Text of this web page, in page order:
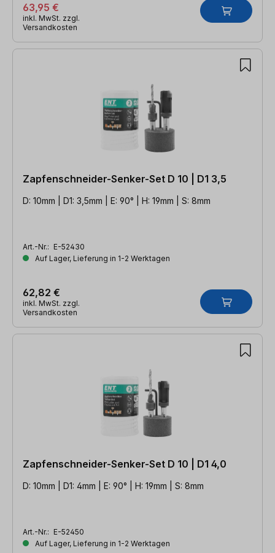
63,95 €
inkl. MwSt. zzgl.
Versandkosten
Zapfenschneider-Senker-Set D 10 | D1 3,5
D: 10mm | D1: 3,5mm | E: 90° | H: 19mm | S: 8mm
Art.-Nr.: E-52430
Auf Lager, Lieferung in 1-2 Werktagen
62,82 €
inkl. MwSt. zzgl.
Versandkosten
Zapfenschneider-Senker-Set D 10 | D1 4,0
D: 10mm | D1: 4mm | E: 90° | H: 19mm | S: 8mm
Art.-Nr.: E-52450
Auf Lager, Lieferung in 1-2 Werktagen